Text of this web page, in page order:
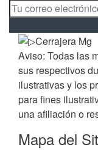
Aviso: Todas las
sus respectivos
ilustrativas y los
para fines
una afiliación o
Mapa del